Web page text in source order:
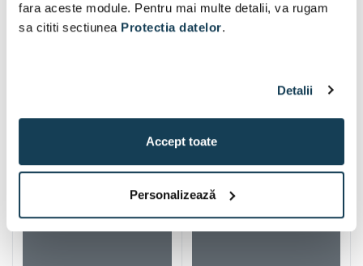
fara aceste module. Pentru mai multe detalii, va rugam
sa cititi sectiunea Protectia datelor.
Detalii
Accept toate
Personalizează
Alti clienti au vizitat si